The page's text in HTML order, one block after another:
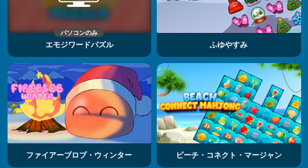
パソコンのみ
エモジワードパズル ふゆやすみ
ファイアーブロブ・ウィンター ビーチ・コネクト・マージャン